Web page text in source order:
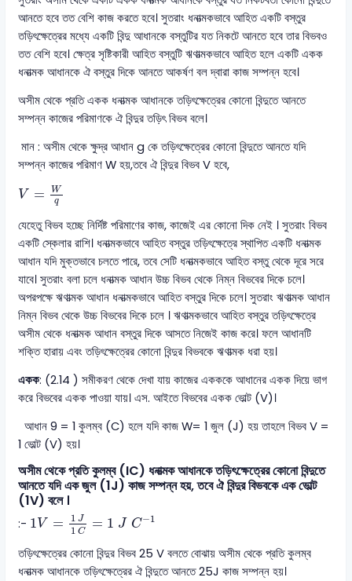
আনতে হবে তত বেশি কাজ করতে হবে। সুতরাং ধনাত্মকভাবে আহিত একটি বস্তুর
তড়িৎক্ষেত্রের মধ্যে একটি বিন্দু আধানকে বস্তুটির যত নিকটে আনতে হবে তার বিভবও
তত বেশি হবে। ক্ষেত্র সৃষ্টিকারী আহিত বস্তুটি ঋণাত্মকভাবে আহিত হলে একটি একক
ধনাত্মক আধানকে ঐ বস্তুর দিকে আনতে আকর্ষণ বল দ্বারা কাজ সম্পন্ন হবে।
অসীম থেকে প্রতি একক ধনাত্মক আধানকে তড়িৎক্ষেত্রের কোনো বিন্দুতে আনতে
সম্পন্ন কাজের পরিমাণকে ঐ বিন্দুর তড়িৎ বিভব বলে।
মান : অসীম থেকে ক্ষুদ্র আধান g কে তড়িৎক্ষেত্রের কোনো বিন্দুতে আনতে যদি
সম্পন্ন কাজের পরিমাণ W হয়,তবে ঐ বিন্দুর বিভব V হবে,
V =
W
q
V= Wq
যেহেতু বিভব হচ্ছে নির্দিষ্ট পরিমাণের কাজ, কাজেই এর কোনো দিক নেই । সুতরাং বিভব
একটি স্কেলার রাশি। ধনাত্মকভাবে আহিত বস্তুর তড়িৎক্ষেত্রে স্থাপিত একটি ধনাত্মক
আধান যদি মুক্তভাবে চলতে পারে, তবে সেটি ধনাত্মকভাবে আহিত বস্তু থেকে দূরে সরে
যাবে। সুতরাং বলা চলে ধনাত্মক আধান উচ্চ বিভব থেকে নিম্ন বিভবের দিকে চলে।
অপরপক্ষে ঋণাত্মক আধান ধনাত্মকভাবে আহিত বস্তুর দিকে চলে। সুতরাং ঋণাত্মক আধান
নিম্ন বিভব থেকে উচ্চ বিভবের দিকে চলে । ঋণাত্মকভাবে আহিত বস্তুর তড়িৎক্ষেত্রে
অসীম থেকে ধনাত্মক আধান বস্তুর দিকে আসতে নিজেই কাজ করে। ফলে আধানটি
শক্তি হারায় এবং তড়িৎক্ষেত্রের কোনো বিন্দুর বিভবকে ঋণাত্মক ধরা হয়।
একক: (2.14 ) সমীকরণ থেকে দেখা যায় কাজের একককে আধানের একক দিয়ে ভাগ
করে বিভবের একক পাওয়া যায়। এস. আইতে বিভবের একক ভোল্ট (V)।
আধান 9 = 1 কুলম্ব (C) হলে যদি কাজ W= 1 জুল (J) হয় তাহলে বিভব V =
1 ভোল্ট (V) হয়।
অসীম থেকে প্রতি কুলম্ব (IC) ধনাত্মক আধানকে তড়িৎক্ষেত্রের কোনো বিন্দুতে
আনতে যদি এক জুল (1J) কাজ সম্পন্ন হয়, তবে ঐ বিন্দুর বিভবকে এক ভোল্ট
(1V) বলে ।
:- 1V = 1 J
1 C = 1 J C−1
1V= 1 C J C -1
তড়িৎক্ষেত্রের কোনো বিন্দুর বিভব 25 V বলতে বোঝায় অসীম থেকে প্রতি কুলম্ব
ধনাত্মক আধানকে তড়িৎক্ষেত্রের ঐ বিন্দুতে আনতে 25J কাজ সম্পন্ন হয়।